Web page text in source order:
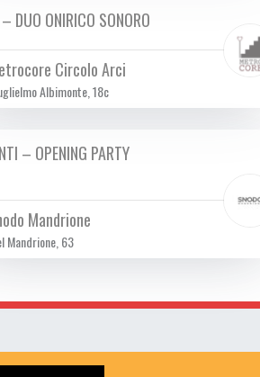
14/10 2023
DUO ONIRICO SONORO
Circolo Arci
Albimonte, 18c
14/10 2023
– OPENING PARTY
Mandrione
Mandrione, 63